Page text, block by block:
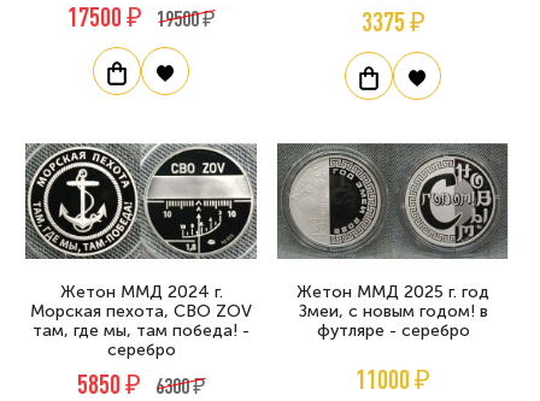
17500 ₽ 19500 ₽ 3375 ₽
Жетон ММД 2024 г.
Морская пехота, СВО ZOV
там, где мы, там победа! -
серебро
5850 ₽ 6300 ₽
Жетон ММД 2025 г. год
Змеи, с новым годом! в
футляре - серебро
11000 ₽